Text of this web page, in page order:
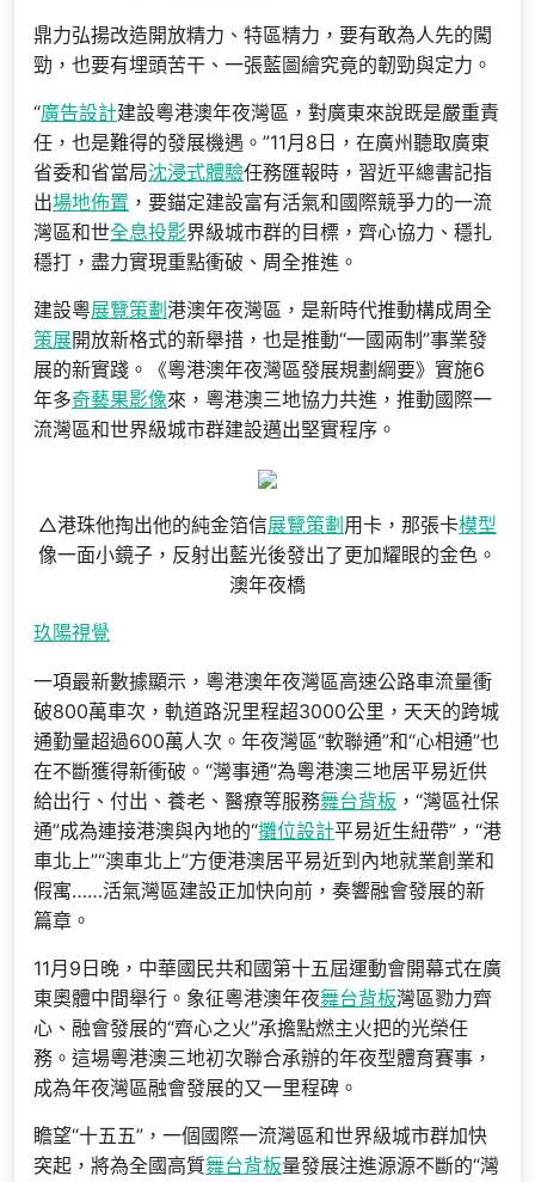
鼎力弘揚改造開放精力、特區精力，要有敢為人先的闖
勁，也要有埋頭苦干、一張藍圖繪究竟的韌勁與定力。
“廣告設計建設粵港澳年夜灣區，對廣東來說既是嚴重責
任，也是難得的發展機遇。”11月8日，在廣州聽取廣東
省委和省當局沈浸式體驗任務匯報時，習近平總書記指
出場地佈置 ，要錨定建設富有活氣和國際競爭力的一流
灣區和世全息投影界級城市群的目標，齊心協力、穩扎
穩打，盡力實現重點衝破、周全推進。
建設粵展覽策劃 港澳年夜灣區，是新時代推動構成周全
策展開放新格式的新舉措，也是推動“一國兩制”事業發
展的新實踐。《粵港澳年夜灣區發展規劃綱要》實施6
年多奇藝果影像來，粵港澳三地協力共進，推動國際一
流灣區和世界級城市群建設邁出堅實程序。
△港珠他掏出他的純金箔信展覽策劃 用卡，那張卡模型
像一面小鏡子，反射出藍光後發出了更加耀眼的金色。
澳年夜橋
玖陽視覺
一項最新數據顯示，粵港澳年夜灣區高速公路車流量衝
破800萬車次，軌道路況里程超3000公里，天天的跨城
通勤量超過600萬人次。年夜灣區“軟聯通”和“心相通”也
在不斷獲得新衝破。“灣事通”為粵港澳三地居平易近供
給出行、付出、養老、醫療等服務舞台背板 ，“灣區社保
通”成為連接港澳與內地的“攤位設計平易近生紐帶”，“港
車北上”“澳車北上”方便港澳居平易近到內地就業創業和
假寓……活氣灣區建設正加快向前，奏響融會發展的新
篇章。
11月9日晚，中華國民共和國第十五屆運動會開幕式在廣
東奧體中間舉行。象征粵港澳年夜舞台背板灣區勠力齊
心、融會發展的“齊心之火”承擔點燃主火把的光榮任
務。這場粵港澳三地初次聯合承辦的年夜型體育賽事，
成為年夜灣區融會發展的又一里程碑。
瞻望“十五五”，一個國際一流灣區和世界級城市群加快
突起，將為全國高質舞台背板量發展注進源源不斷的“灣